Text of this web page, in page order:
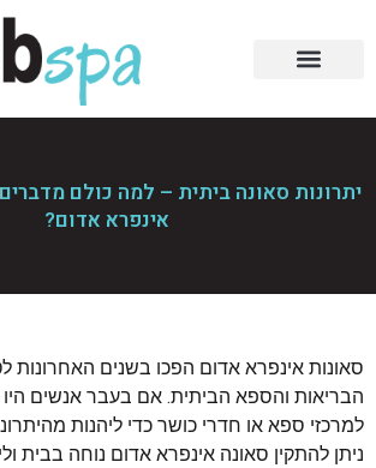
יתרונות סאונה ביתית – למה כולם
אינפרא אדום?
סאונות אינפרא אדום הפכו בשנים האחרונות
הבריאות והספא הביתית. אם בעבר אנשים היו
למרכזי ספא או חדרי כושר כדי ליהנות
ניתן להתקין סאונה אינפרא אדום נוחה בבית